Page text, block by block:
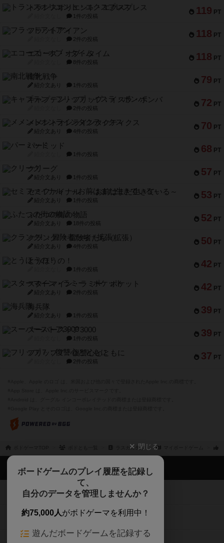
119 PT
トランスオリエント・エクスプレス
1件の投稿
118 PT
フラットアイアン
2件の投稿
118 PT
エコーズ・オブ・タイム
8件の投稿
79 PT
南北戦争
紹介文あり 1件の投稿
72 PT
キャプテン・フリップ：イスラ・ボンバ
2件の投稿
70 PT
メメントオンラインタクティクス
紹介文あり 4件の投稿
68 PT
パーミッド
1件の投稿
57 PT
クリーグ
紹介文あり 1件の投稿
53 PT
セミファイナル ～お前はまだ生きている～
紹介文あり 1件の投稿
52 PT
ふたつの街の物語
紹介文あり 18件の投稿
50 PT
クランク! ：冒険者たち（拡張）
紹介文あり 4件の投稿
42 PT
とうほうの！
1件の投稿
42 PT
スターマイン・ラミー ポケット
紹介文あり 2件の投稿
39 PT
海兵隊
紹介文あり 1件の投稿
39 PT
スーパーストア3000
1件の投稿
37 PT
フリップ７：復讐心とともに
2件の投稿
ラスカル先生閉じる
ボードゲームのプレイ履歴を記録し
て、
自分のデータを管理しませんか？
約75,000人がボドゲーマを利用中！
遊んだボードゲームを記録する
ボドゲーマTOP
ボードゲームを検索する
ボードゲームの新着レビュー